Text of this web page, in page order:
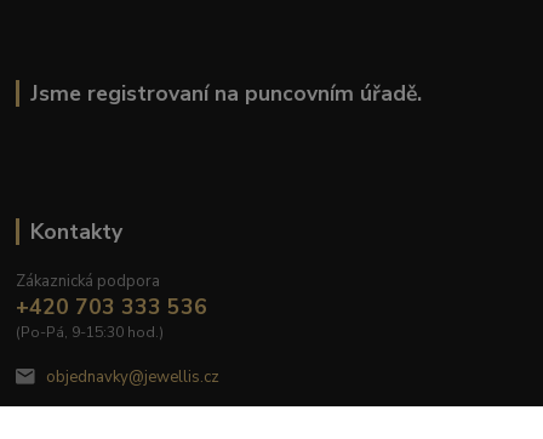
Jsme registrovaní na puncovním úřadě.
Kontakty
Zákaznická podpora
+420 703 333 536
(Po-Pá, 9-15:30 hod.)
objednavky@jewellis.cz